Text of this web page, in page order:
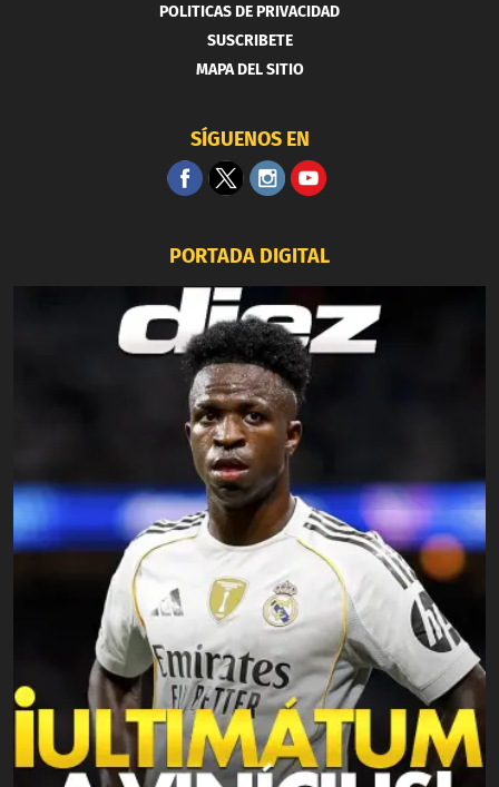
POLITICAS DE PRIVACIDAD
SUSCRIBETE
MAPA DEL SITIO
SÍGUENOS EN
PORTADA DIGITAL